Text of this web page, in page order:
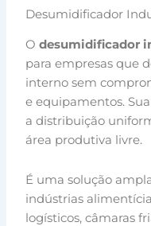
Desumidificador
Odesumidificador
para empresas que
interno sem
e equipamentos.
a distribuição
área produtiva livre.
É uma solução
indústrias
logísticos, câmaras